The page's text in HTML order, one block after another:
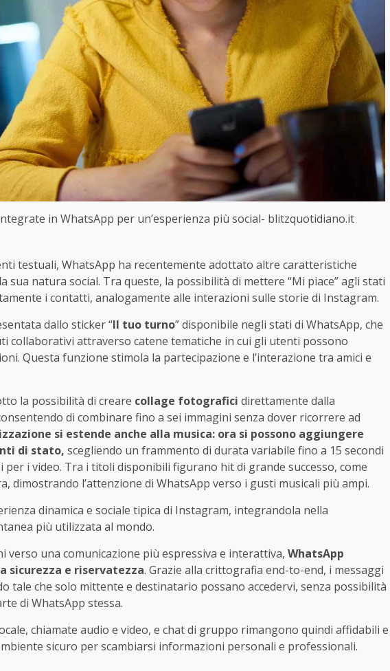
in WhatsApp per un’esperienza più social- blitzquotidiano.it
testuali, WhatsApp ha recentemente adottato altre caratteristiche
natura social. Tra queste, la possibilità di mettere “Mi piace” agli stati
i contatti, analogamente alle interazioni sulle storie di Instagram.
dallo sticker “Il tuo turno” disponibile negli stati di WhatsApp, che
collaborativi attraverso catene tematiche in cui gli utenti possono
Questa funzione stimola la partecipazione e l’interazione tra amici e
la possibilità di creare collage fotografici direttamente dalla
di combinare fino a sei immagini senza dover ricorrere ad
si estende anche alla musica: ora si possono aggiungere
di stato, scegliendo un frammento di durata variabile fino a 15 secondi
per i video. Tra i titoli disponibili figurano hit di grande successo, come
dimostrando l’attenzione di WhatsApp verso i gusti musicali più ampi.
dinamica e sociale tipica di Instagram, integrandola nella
più utilizzata al mondo.
una comunicazione più espressiva e interattiva, WhatsApp
sicurezza e riservatezza. Grazie alla crittografia end-to-end, i messaggi
tale che solo mittente e destinatario possano accedervi, senza possibilità
di WhatsApp stessa.
chiamate audio e video, e chat di gruppo rimangono quindi affidabili e
sicuro per scambiarsi informazioni personali e professionali.